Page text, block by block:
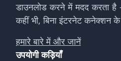
डाउनलोड करने में मदद करता
कहीं भी, बिना इंटरनेट कनेक्शन
हमारे बारे में और जानें
उपयोगी कड़ियाँ